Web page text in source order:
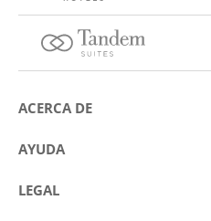
ACERCA DE
Sobre Eurostars Hotel Company
Concursos
AYUDA
Contactar
LEGAL